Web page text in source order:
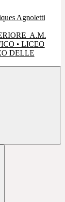
A.M.
• LICEO
DELLE